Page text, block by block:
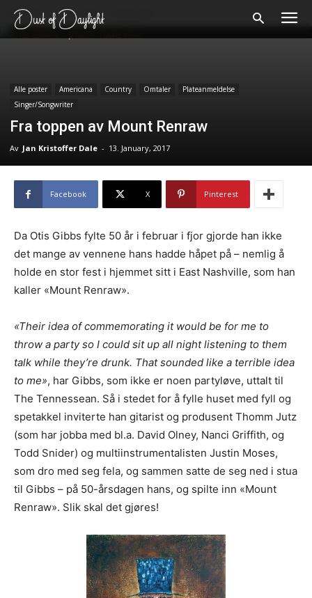
Forsiden Alle poster
Alle poster Americana Country Omtaler
Plateanmeldelse
Singer/Songwriter
Fra toppen av Mount Renraw
Av Jan Kristoffer Dale - 13. January, 2017
Facebook X Pinterest
Da Otis Gibbs fylte 50 år i februar i fjor gjorde han ikke
det mange av vennene hans hadde håpet på – nemlig å
holde en stor fest i hjemmet sitt i East Nashville, som han
kaller «Mount Renraw».
«Their idea of commemorating it would be for me to
throw a party so I could sit up all night listening to them
talk while they’re drunk. That sounded like a terrible idea
to me», har Gibbs, som ikke er noen partyløve, uttalt til
The Tennessean. Så i stedet for å fylle huset med fyll og
spetakkel inviterte han gitarist og produsent Thomm Jutz
(som har jobba med bl.a. David Olney, Nanci Griffith, og
Todd Snider) og multiinstrumentalisten Justin Moses,
som dro med seg fela, og sammen satte de seg ned i stua
til Gibbs – på 50-årsdagen hans, og spilte inn «Mount
Renraw». Slik skal det gjøres!